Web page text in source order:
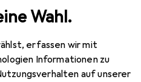
Wahl.
erfassen wir mit
Informationen zu
auf unserer
und wird automatisch